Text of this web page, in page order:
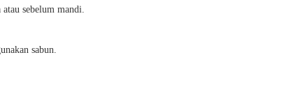
sebelum mandi.
sabun.